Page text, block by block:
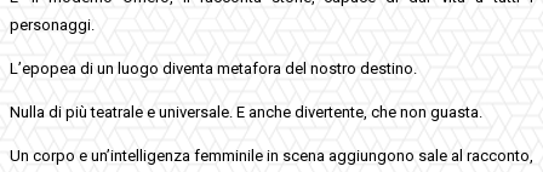
personaggi.
L’epopea di un luogo diventa metafora del nostro destino.
Nulla di più teatrale e universale. E anche divertente, che non guasta.
Un corpo e un’intelligenza femminile in scena aggiungono sale al racconto,